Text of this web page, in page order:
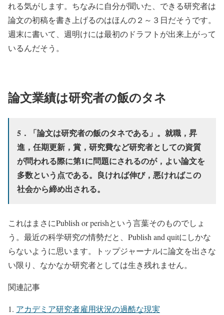
れる気がします。ちなみに自分が聞いた、できる研究者は
論文の初稿を書き上げるのはほんの２～３日だそうです。
週末に書いて、週明けには最初のドラフトが出来上がって
いるんだそう。
論文業績は研究者の飯のタネ
5．「論文は研究者の飯のタネである」。就職，昇
進，任期更新，賞，研究費など研究者としての資質
が問われる際に第1に問題にされるのが，よい論文を
多数という点である。良ければ伸び，悪ければこの
社会から締め出される。
これはまさにPublish or perishという言葉そのものでしょ
う。最近の科学研究の情勢だと、Publish and quitにしかな
らないように思います。トップジャーナルに論文を出さな
い限り、なかなか研究者としては生き残れません。
関連記事
アカデミア研究者雇用状況の過酷な現実